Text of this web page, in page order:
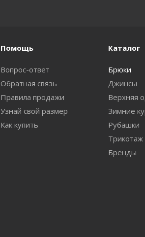
Помощь
Вопрос-ответ
Обратная связь
Правила продажи
Узнай свой размер
Как купить
Каталог
Брюки
Джинсы
Верхняя
Зимние
Рубашки
Трикотаж
Бренды